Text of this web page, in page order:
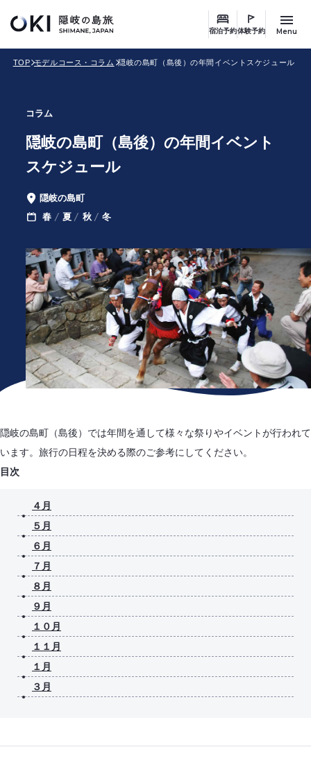
宿泊予約体験予約 Menu
TOP モデルコース・コラム 隠岐の島町（島後）の年間イベントスケジュール
コラム
隠岐の島町（島後）の年間イベント
スケジュール
エ
リ
隠岐の島町
季
春 夏 秋 冬
隠岐の島町（島後）では年間を通して様々な祭りやイベントが行われて
います。旅行の日程を決める際のご参考にしてください。
目次
４月
５月
６月
７月
８月
９月
１０月
１１月
１月
３月
ワ